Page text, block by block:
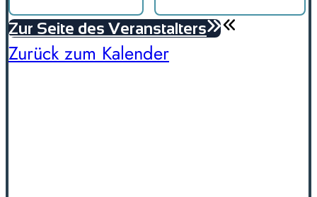
Zur Seite des Veranstalters
Zurück zum Kalender